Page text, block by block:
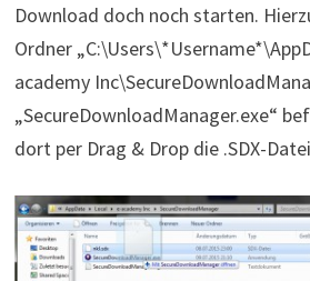
Download doch noch starten.
Ordner
academy
„SecureDownloadManager.exe“
dort per Drag & Drop die .SDX-